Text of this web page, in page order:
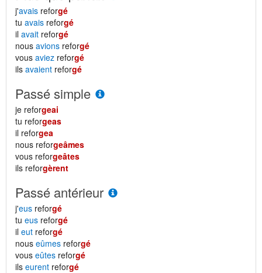
j'avais reforgé
tu avais reforgé
il avait reforgé
nous avions reforgé
vous aviez reforgé
ils avaient reforgé
Passé simple
je reforgeai
tu reforgeas
il reforgea
nous reforgeâmes
vous reforgeâtes
ils reforgèrent
Passé antérieur
j'eus reforgé
tu eus reforgé
il eut reforgé
nous eûmes reforgé
vous eûtes reforgé
ils eurent reforgé